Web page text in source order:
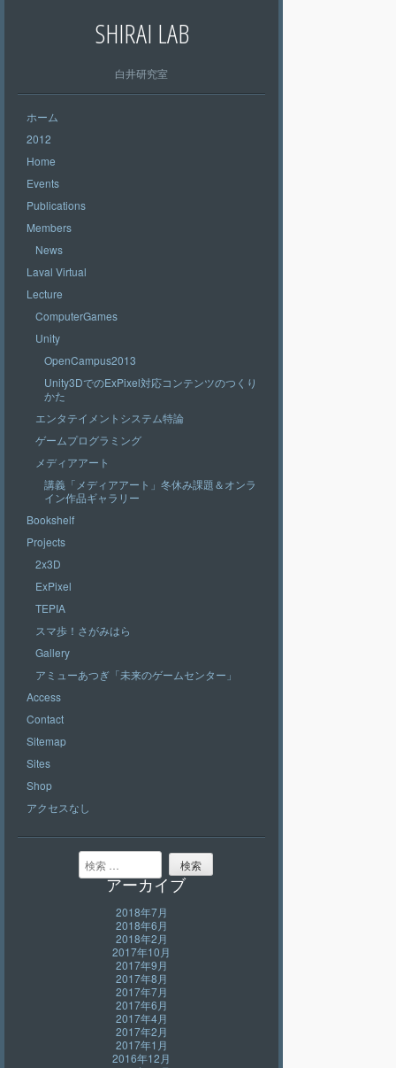
SHIRAI LAB
白井研究室
ホーム
2012
Home
Events
Publications
Members
News
Laval Virtual
Lecture
ComputerGames
Unity
OpenCampus2013
Unity3DでのExPixel対応コンテンツのつくり
かた
エンタテイメントシステム特論
ゲームプログラミング
メディアアート
講義「メディアアート」冬休み課題＆オンラ
イン作品ギャラリー
Bookshelf
Projects
2x3D
ExPixel
TEPIA
スマ歩！さがみはら
Gallery
アミューあつぎ「未来のゲームセンター」
Access
Contact
Sitemap
Sites
Shop
アクセスなし
検索
アーカイブ
2018年7月
2018年6月
2018年2月
2017年10月
2017年9月
2017年8月
2017年7月
2017年6月
2017年4月
2017年2月
2017年1月
2016年12月